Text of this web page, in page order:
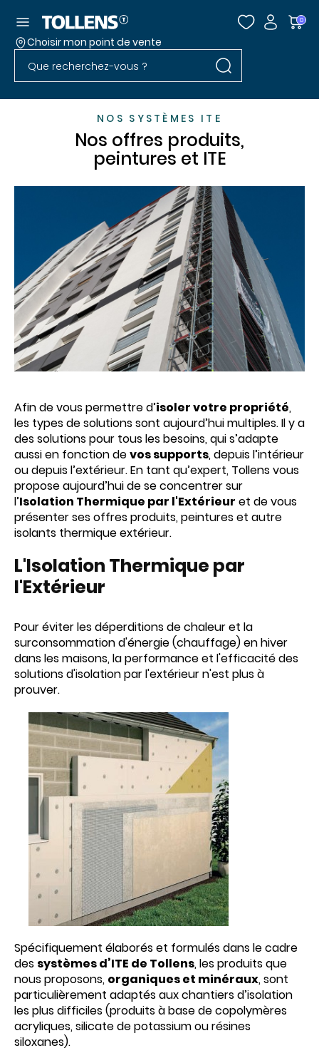
0
Passer la liste des magasins et aller au pied
Choisir mon point de vente
Rechercher dans le site Rechercher
Accéder au menu
NOS SYSTÈMES ITE
Nos offres produits,
peintures et ITE
Afin de vous permettre d’isoler votre propriété,
les types de solutions sont aujourd’hui multiples. Il y a
des solutions pour tous les besoins, qui s’adapte
aussi en fonction devos supports, depuis l’intérieur
ou depuis l’extérieur. En tant qu’expert, Tollens vous
propose aujourd’hui de se concentrer sur
l’Isolation Thermique par l'Extérieur et de vous
présenter ses offres produits, peintures et autre
isolants thermique extérieur.
L'Isolation Thermique par
l'Extérieur
Pour éviter les déperditions de chaleur et la
surconsommation d'énergie (chauffage) en hiver
dans les maisons, la performance et l'efficacité des
solutions d'isolation par l'extérieur n'est plus à
prouver.
Spécifiquement élaborés et formulés dans le cadre
des systèmes d’ITE de Tollens, les produits que
nous proposons, organiques et minéraux, sont
particulièrement adaptés aux chantiers d’isolation
les plus difficiles (produits à base de copolymères
acryliques, silicate de potassium ou résines
siloxanes).